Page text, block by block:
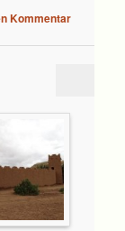
Kommentar